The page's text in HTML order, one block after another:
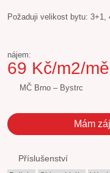
Požaduji velikost bytu: 3+1,
nájem:
69 Kč/m2/
MČ Brno – Bystrc
Mám
Příslušenství